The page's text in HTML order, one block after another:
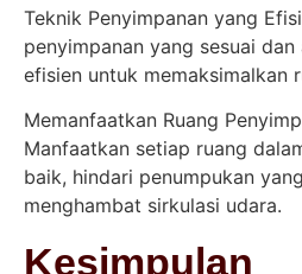
Teknik Penyimpanan yang
penyimpanan yang sesuai
efisien untuk memaksimalkan
Memanfaatkan Ruang
Manfaatkan setiap ruang
baik, hindari penumpukan
menghambat sirkulasi udara.
Kesimpulan